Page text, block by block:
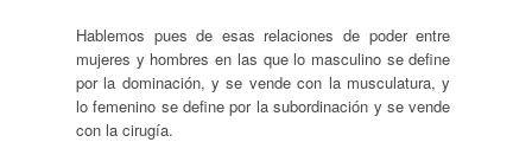
Hablemos pues de esas relaciones de poder entre
mujeres y hombres en las que lo masculino se define
por la dominación, y se vende con la musculatura, y
lo femenino se define por la subordinación y se vende
con la cirugía.